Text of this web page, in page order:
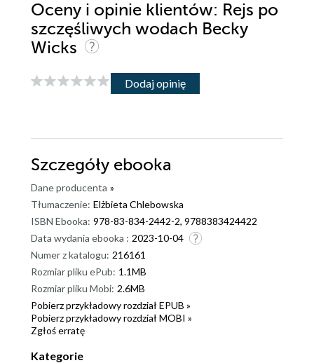
Oceny i opinie klientów: Rejs po
szczęśliwych wodach Becky
Wicks
Dodaj opinię
Szczegóły ebooka
Dane producenta »
Tłumaczenie: Elżbieta Chlebowska
ISBN Ebooka: 978-83-834-2442-2, 9788383424422
Data wydania ebooka : 2023-10-04
Numer z katalogu: 216161
Rozmiar pliku ePub: 1.1MB
Rozmiar pliku Mobi: 2.6MB
Pobierz przykładowy rozdział EPUB »
Pobierz przykładowy rozdział MOBI »
Zgłoś erratę
Kategorie